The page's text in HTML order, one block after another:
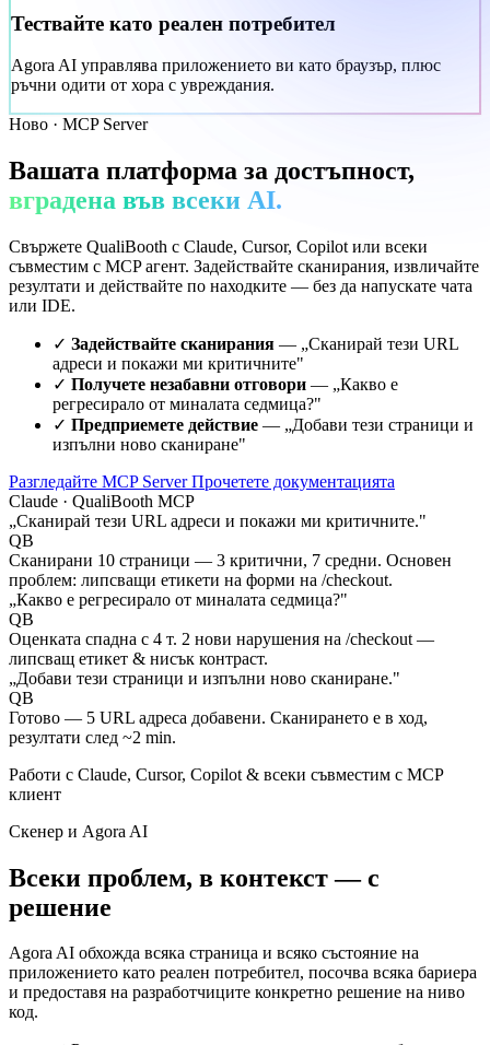
Тествайте като реален потребител
Agora AI управлява приложението ви като браузър, плюс
ръчни одити от хора с увреждания.
Ново · MCP Server
Вашата платформа за достъпност,
вградена във всеки AI.
Свържете QualiBooth с Claude, Cursor, Copilot или всеки
съвместим с MCP агент. Задействайте сканирания, извличайте
резултати и действайте по находките — без да напускате чата
или IDE.
✓ Задействайте сканирания — „Сканирай тези URL
адреси и покажи ми критичните"
✓ Получете незабавни отговори — „Какво е
регресирало от миналата седмица?"
✓ Предприемете действие — „Добави тези страници и
изпълни ново сканиране"
Разгледайте MCP ServerПрочетете документацията
Claude · QualiBooth MCP
„Сканирай тези URL адреси и покажи ми критичните."
QB
Сканирани 10 страници — 3 критични, 7 средни. Основен
проблем: липсващи етикети на форми на /checkout.
„Какво е регресирало от миналата седмица?"
QB
Оценката спадна с 4 т. 2 нови нарушения на /checkout —
липсващ етикет & нисък контраст.
„Добави тези страници и изпълни ново сканиране."
QB
Готово — 5 URL адреса добавени. Сканирането е в ход,
резултати след ~2 min.
Работи с Claude, Cursor, Copilot & всеки съвместим с MCP
клиент
Скенер и Agora AI
Всеки проблем, в контекст — с
решение
Agora AI обхожда всяка страница и всяко състояние на
приложението като реален потребител, посочва всяка бариера
и предоставя на разработчиците конкретно решение на ниво
код.